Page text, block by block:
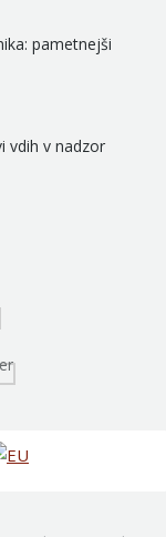
pametnejši
vdih v nadzor